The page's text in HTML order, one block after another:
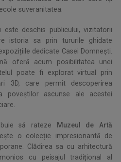
suveranitatea.
este deschis publicului, vizitatorii
istoria sa prin tururile ghidate
dedicate Casei Domnești.
oferă acum posibilitatea unei
poate fi explorat virtual prin
3D, care permit descoperirea
poveștilor ascunse ale acestei
să rateze
Muzeul de Artă
o colecție impresionantă de
Clădirea sa cu arhitectură
cu peisajul tradițional al